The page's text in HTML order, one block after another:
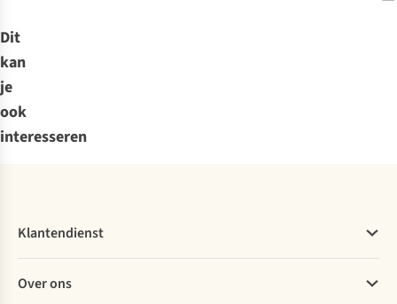
Dit
kan
je
ook
interesseren
Klantendienst
Bestellen
Over ons